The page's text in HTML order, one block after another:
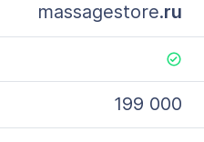
massagestore.ru
199 000